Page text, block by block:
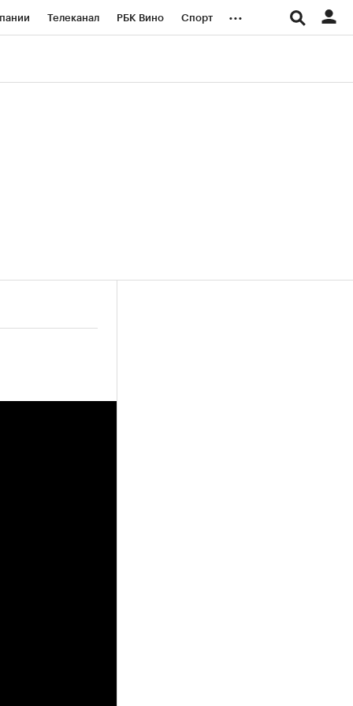
Телеканал РБК Вино Спорт ...